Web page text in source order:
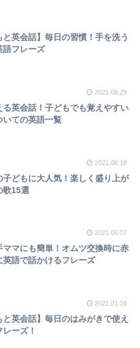
と英会話】毎日の習慣！手を洗う
語フレーズ
2021.08.29
る英会話！子どもでも覚えやすい
いての英語一覧
2021.08.18
子どもに大人気！楽しく盛り上が
歌15選
2021.05.07
ママにも簡単！オムツ交換時に赤
英語で話かけるフレーズ
2021.01.16
と英会話】毎日のはみがきで使え
ーズ！